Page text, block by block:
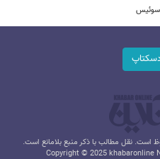
سوئیس
است. نقل مطالب با ذکر منبع بلامانع است.
Copyright © 2025 khabaronline